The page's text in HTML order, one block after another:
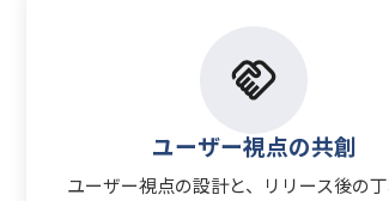
ユーザー視点の共創
ユーザー視点の設計と、リリース後の